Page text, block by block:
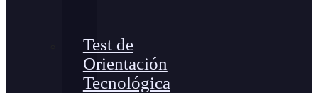
Test de
Orientación
Tecnológica